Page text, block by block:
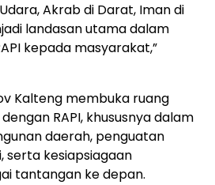
Akrab di Darat, Iman di
landasan utama dalam
kepada masyarakat,”
Kalteng membuka ruang
RAPI, khususnya dalam
daerah, penguatan
serta kesiapsiagaan
tantangan ke depan.